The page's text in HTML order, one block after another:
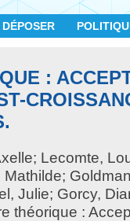
DÉPOSER
:
; Lecomte,
Mathilde;
Julie; Gorcy,
théorique :